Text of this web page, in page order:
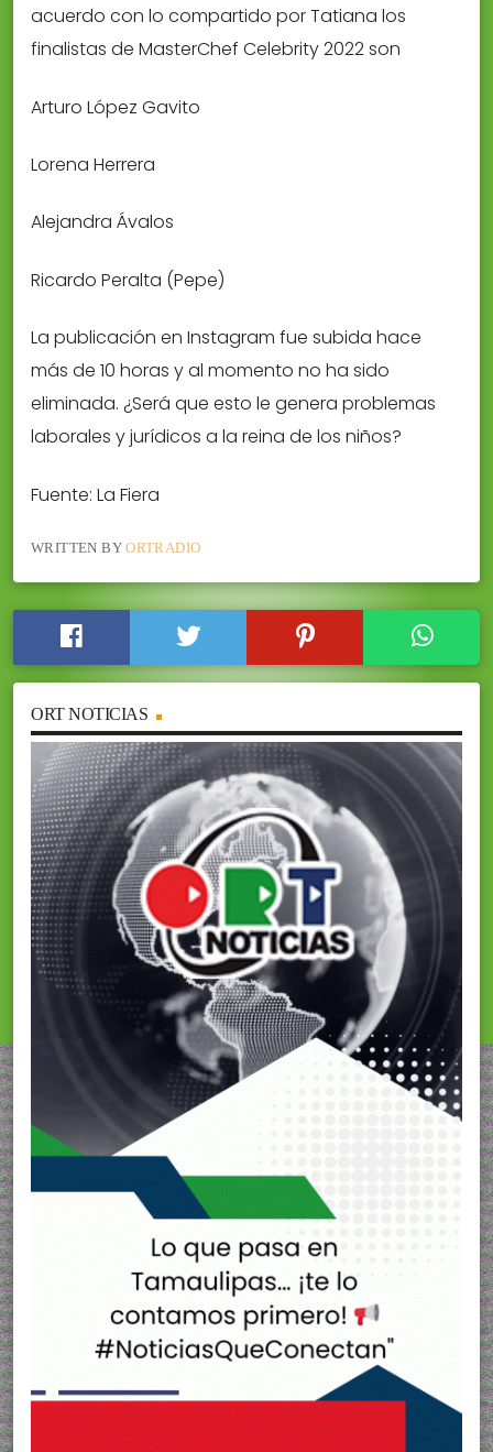
acuerdo con lo compartido por Tatiana los
finalistas de MasterChef Celebrity 2022 son
Arturo López Gavito
Lorena Herrera
Alejandra Ávalos
Ricardo Peralta (Pepe)
La publicación en Instagram fue subida hace
más de 10 horas y al momento no ha sido
eliminada. ¿Será que esto le genera problemas
laborales y jurídicos a la reina de los niños?
Fuente: La Fiera
WRITTEN BYORTRADIO
ORT NOTICIAS